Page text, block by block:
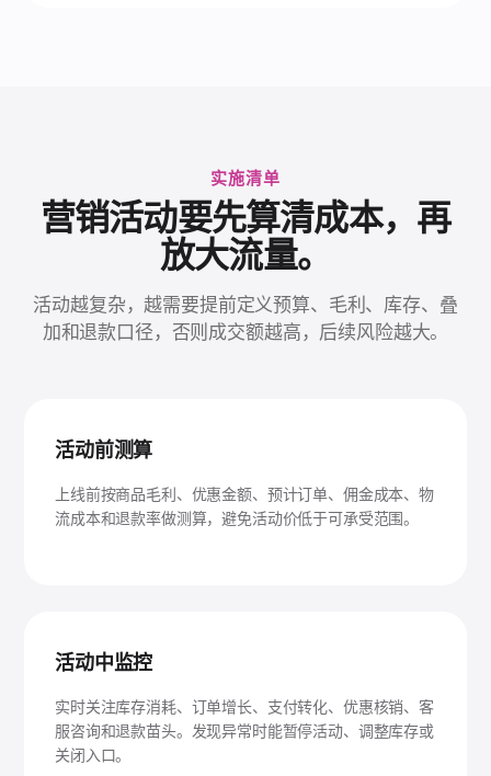
实施清单
营销活动要先算清成本，再
放大流量。
活动越复杂，越需要提前定义预算、毛利、库存、叠
加和退款口径，否则成交额越高，后续风险越大。
活动前测算
上线前按商品毛利、优惠金额、预计订单、佣金成本、物
流成本和退款率做测算，避免活动价低于可承受范围。
活动中监控
实时关注库存消耗、订单增长、支付转化、优惠核销、客
服咨询和退款苗头。发现异常时能暂停活动、调整库存或
关闭入口。